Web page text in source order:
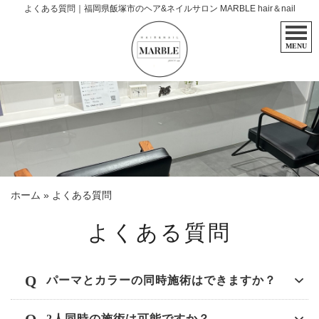
よくある質問｜福岡県飯塚市のヘア&ネイルサロン MARBLE hair＆nail
MENU
ホーム » よくある質問
よくある質問
パーマとカラーの同時施術はできますか？